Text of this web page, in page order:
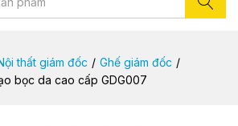
thất giám đốc / Ghế giám đốc /
bọc da cao cấp GDG007